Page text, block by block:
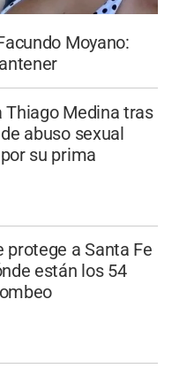
Moyano:
Thiago Medina tras
abuso sexual
su prima
protege a Santa Fe
están los 54